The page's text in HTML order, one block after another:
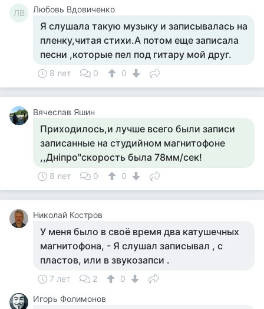
ЛВ Любовь Вдовиченко
Я слушала такую музыку и записывалась на
пленку,читая стихи.А потом еще записала
песни ,которые пел под гитару мой друг.
8 лет 0 0
Вячеслав Яшин
Приходилось,и лучше всего были записи
записанные на студийном магнитофоне
,,Днiпро"скорость была 78мм/сек!
8 лет 0 0
Николай Костров
У меня было в своё время два катушечных
магнитофона, - Я слушал записывал , с
пластов, или в звукозапси .
7 лет 2
0
Игорь Фолимонов